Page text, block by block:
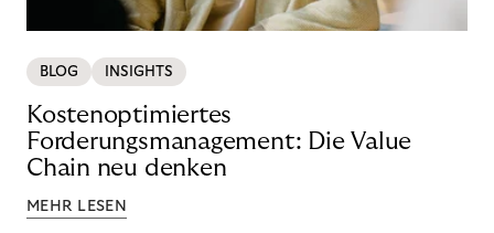
BLOG INSIGHTS
Kostenoptimiertes
Forderungsmanagement: Die Value
Chain neu denken
MEHR LESEN